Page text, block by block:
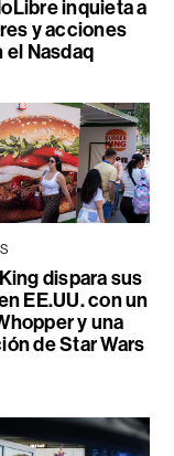
inquieta a
y acciones
el Nasdaq
dispara sus
EE.UU. con un
y una
de Star Wars